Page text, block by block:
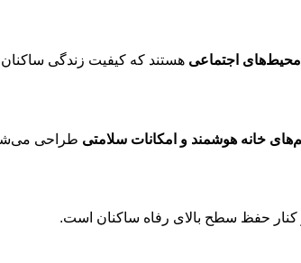
محیط‌های اجتماعی هستند که کیفیت زندگی ساکنان
خانه هوشمند و امکانات سلامتی طراحی
کنار حفظ سطح بالای رفاه ساکنان است.